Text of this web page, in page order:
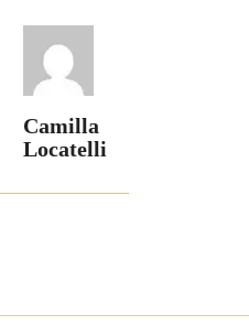
Camilla
Locatelli